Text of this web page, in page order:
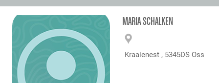
MARIA SCHALKEN
Kraaienest , 5345DS Oss